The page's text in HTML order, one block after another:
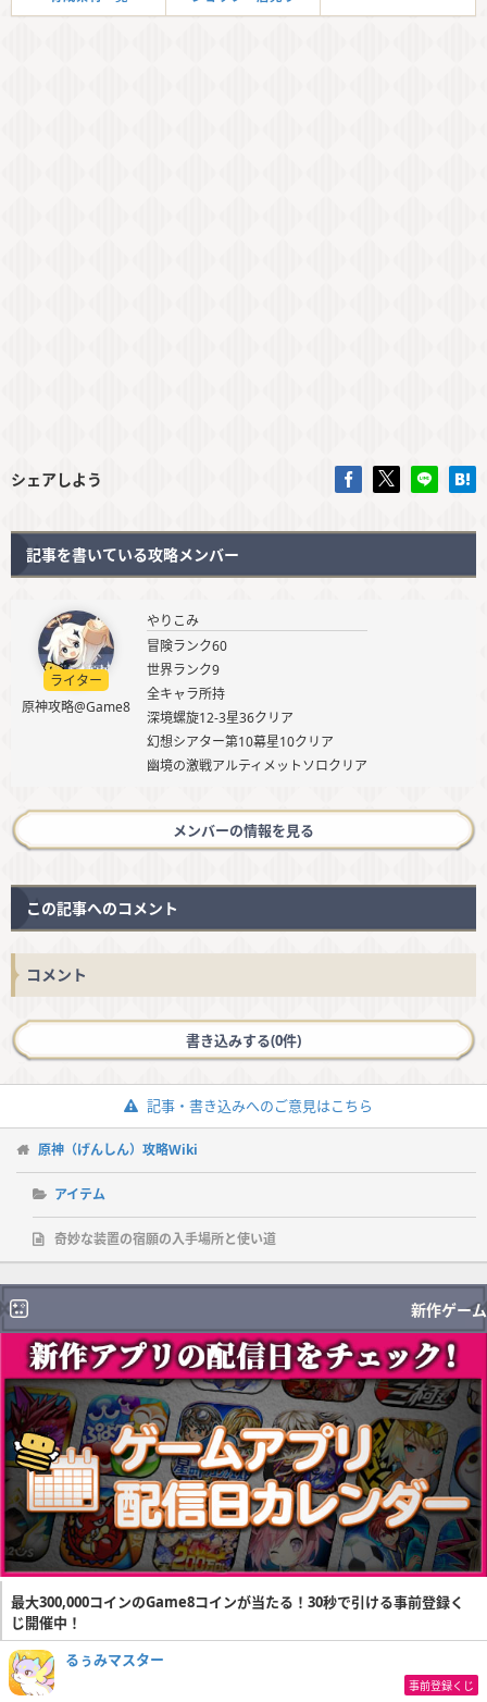
シェアしよう
記事を書いている攻略メンバー
ライター
原神攻略@Game8
やりこみ
冒険ランク60
世界ランク9
全キャラ所持
深境螺旋12-3星36クリア
幻想シアター第10幕星10クリア
幽境の激戦アルティメットソロクリア
メンバーの情報を見る
この記事へのコメント
コメント
書き込みする(0件)
記事・書き込みへのご意見はこちら
原神（げんしん）攻略Wiki
アイテム
奇妙な装置の宿願の入手場所と使い道
新作ゲーム
最大300,000コインのGame8コインが当たる！30秒で引ける事前登録く
じ開催中！
るぅみマスター
事前登録くじ